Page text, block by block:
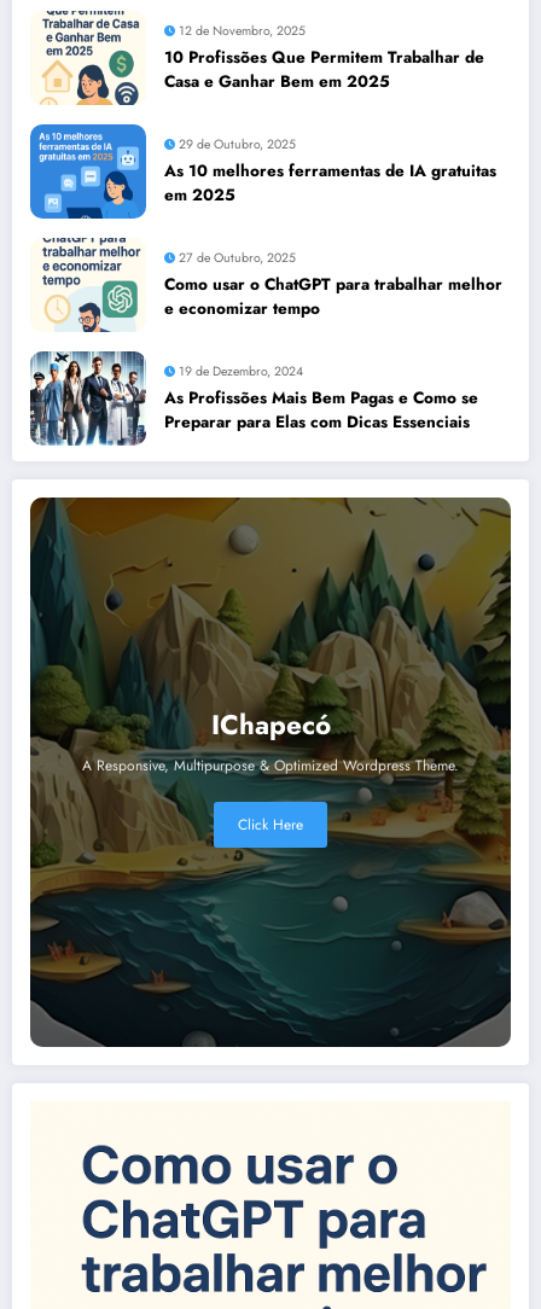
12 de Novembro, 2025
10 Profissões Que Permitem Trabalhar de
Casa e Ganhar Bem em 2025
29 de Outubro, 2025
As 10 melhores ferramentas de IA gratuitas
em 2025
27 de Outubro, 2025
Como usar o ChatGPT para trabalhar melhor
e economizar tempo
19 de Dezembro, 2024
As Profissões Mais Bem Pagas e Como se
Preparar para Elas com Dicas Essenciais
IChapecó
A Responsive, Multipurpose & Optimized Wordpress Theme.
Click Here